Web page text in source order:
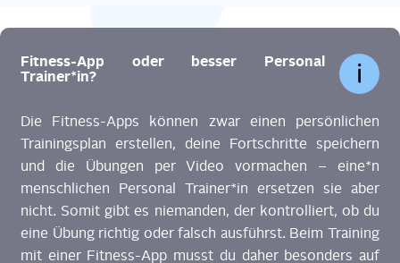
Fit­ness-App oder bes­ser Per­so­nal
Trainer*in?
Die Fit­ness-Apps kön­nen zwar einen per­sön­li­chen
Trai­nings­plan erstel­len, dei­ne Fort­schrit­te spei­chern
und die Übun­gen per Video vor­ma­chen – eine*n
mensch­li­chen Per­so­nal Trai­ner*in erset­zen sie aber
nicht. Somit gibt es nie­man­den, der kon­trol­liert, ob du
eine Übung rich­tig oder falsch aus­führst. Beim Trai­ning
mit einer Fit­ness-App musst du daher beson­ders auf